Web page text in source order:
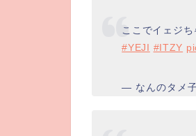
ここでイェジ
#YEJI #ITZY
— なんのタメ